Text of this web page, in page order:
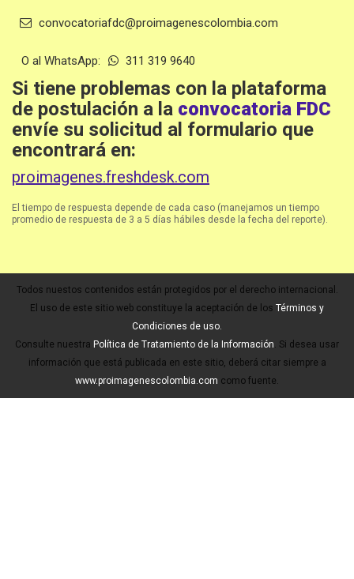
convocatoriafdc@proimagenescolombia.com
O al WhatsApp: 311 319 9640
Si tiene problemas con la plataforma
de postulación a la convocatoria FDC
envíe su solicitud al formulario que
encontrará en:
proimagenes.freshdesk.com
El tiempo de respuesta depende de cada caso (manejamos un tiempo
promedio de respuesta de 3 a 5 días hábiles desde la fecha del reporte).
Todos nuestos contenidos están protegidos por el derecho internacional.
El uso de este sitio web constituye la aceptación de los Términos y
Condiciones de uso.
Consulte nuestra Política de Tratamiento de la Información. Si desea usar
información que está publicada en este sitio, deberá citar siempre a
www.proimagenescolombia.com como fuente.